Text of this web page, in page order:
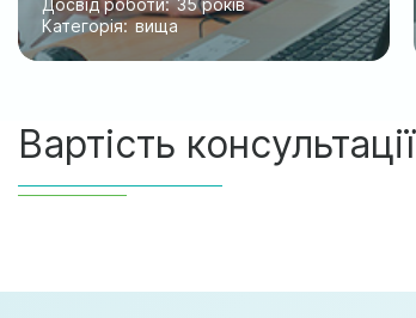
Досвід роботи: 35 рокiв
Категорія: вища
Вартість консультації